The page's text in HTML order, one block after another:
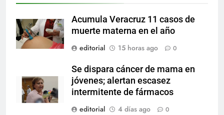
Acumula Veracruz 11 casos de
muerte materna en el año
editorial
15 horas ago 0
Se dispara cáncer de mama en
jóvenes; alertan escasez
intermitente de fármacos
editorial
4 días ago 0